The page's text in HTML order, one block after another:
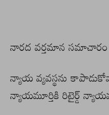
నారద వర్తమాన సమాచారం
న్యాయ వ్యవస్థను
న్యాయమూర్తికి రిటైర్డ్